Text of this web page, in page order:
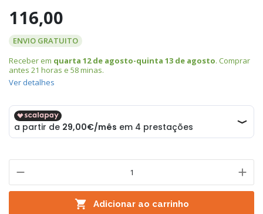
116,00
ENVIO GRATUITO
Receber em quarta 12 de agosto-quinta 13 de agosto. Comprar
antes 21 horas e 58 minas.
Ver detalhes
 Adicionar ao carrinho